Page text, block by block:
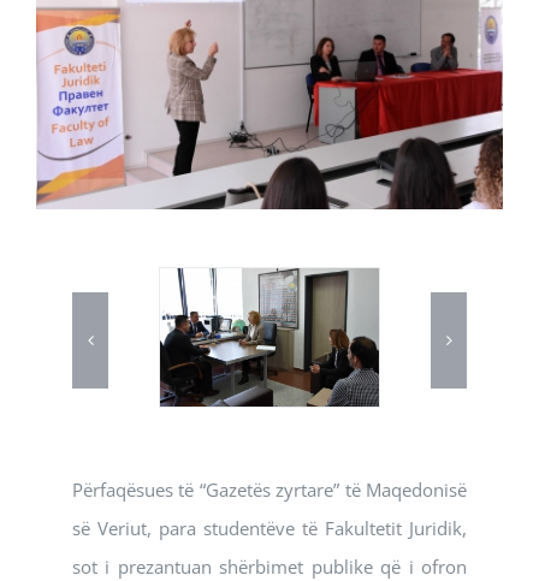
Image
Përfaqësues të “Gazetës zyrtare” të Maqedonisë
së Veriut, para studentëve të Fakultetit Juridik,
sot i prezantuan shërbimet publike që i ofron